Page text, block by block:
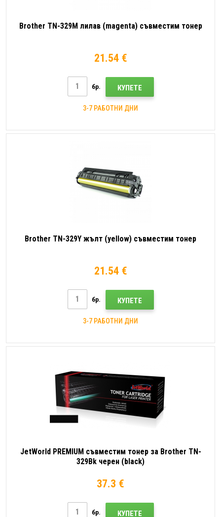
Brother TN-329M лилав (magenta) съвместим тонер
21.54 €
бр. КУПЕТЕ
3-7 РАБОТНИ ДНИ
Brother TN-329Y жълт (yellow) съвместим тонер
21.54 €
бр. КУПЕТЕ
3-7 РАБОТНИ ДНИ
JetWorld PREMIUM съвместим тонер за Brother TN-
329Bk черен (black)
37.3 €
бр. КУПЕТЕ